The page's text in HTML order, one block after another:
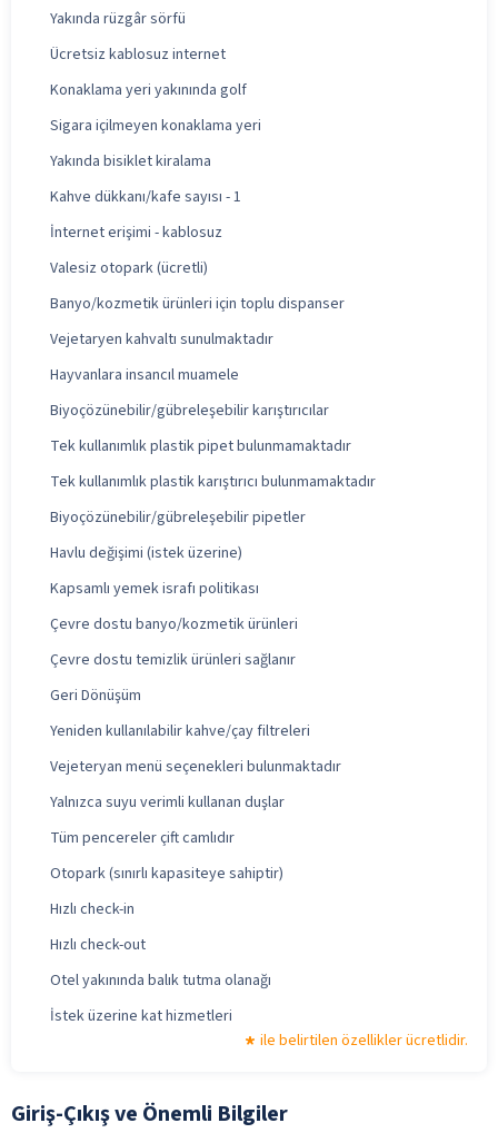
Yakında rüzgâr sörfü
Ücretsiz kablosuz internet
Konaklama yeri yakınında golf
Sigara içilmeyen konaklama yeri
Yakında bisiklet kiralama
Kahve dükkanı/kafe sayısı - 1
İnternet erişimi - kablosuz
Valesiz otopark (ücretli)
Banyo/kozmetik ürünleri için toplu dispanser
Vejetaryen kahvaltı sunulmaktadır
Hayvanlara insancıl muamele
Biyoçözünebilir/gübreleşebilir karıştırıcılar
Tek kullanımlık plastik pipet bulunmamaktadır
Tek kullanımlık plastik karıştırıcı bulunmamaktadır
Biyoçözünebilir/gübreleşebilir pipetler
Havlu değişimi (istek üzerine)
Kapsamlı yemek israfı politikası
Çevre dostu banyo/kozmetik ürünleri
Çevre dostu temizlik ürünleri sağlanır
Geri Dönüşüm
Yeniden kullanılabilir kahve/çay filtreleri
Vejeteryan menü seçenekleri bulunmaktadır
Yalnızca suyu verimli kullanan duşlar
Tüm pencereler çift camlıdır
Otopark (sınırlı kapasiteye sahiptir)
Hızlı check-in
Hızlı check-out
Otel yakınında balık tutma olanağı
İstek üzerine kat hizmetleri
ile belirtilen özellikler ücretlidir.
Giriş-Çıkış ve Önemli Bilgiler